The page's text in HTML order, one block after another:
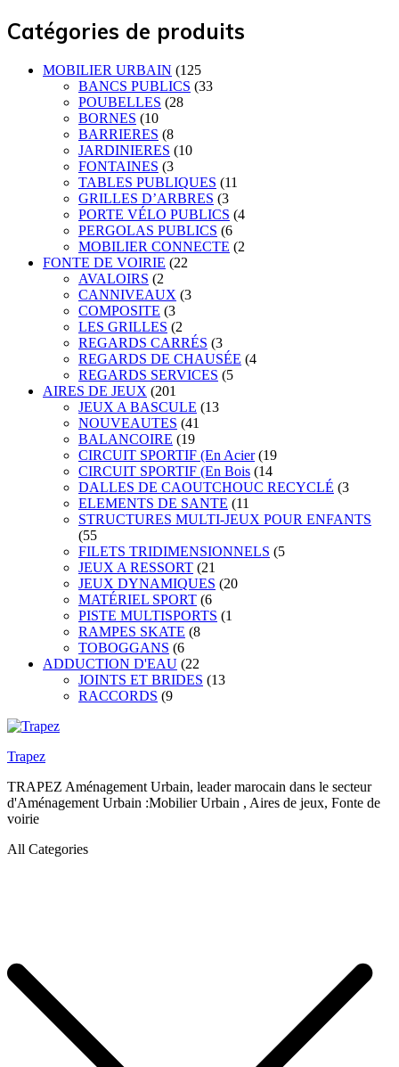
Catégories de produits
MOBILIER URBAIN (125
BANCS PUBLICS (33
POUBELLES (28
BORNES (10
BARRIERES (8
JARDINIERES (10
FONTAINES (3
TABLES PUBLIQUES (11
GRILLES D’ARBRES (3
PORTE VÉLO PUBLICS (4
PERGOLAS PUBLICS (6
MOBILIER CONNECTE (2
FONTE DE VOIRIE (22
AVALOIRS (2
CANNIVEAUX (3
COMPOSITE (3
LES GRILLES (2
REGARDS CARRÉS (3
REGARDS DE CHAUSÉE (4
REGARDS SERVICES (5
AIRES DE JEUX (201
JEUX A BASCULE (13
NOUVEAUTES (41
BALANCOIRE (19
CIRCUIT SPORTIF (En Acier (19
CIRCUIT SPORTIF (En Bois (14
DALLES DE CAOUTCHOUC RECYCLÉ (3
ELEMENTS DE SANTE (11
STRUCTURES MULTI-JEUX POUR ENFANTS
(55
FILETS TRIDIMENSIONNELS (5
JEUX A RESSORT (21
JEUX DYNAMIQUES (20
MATÉRIEL SPORT (6
PISTE MULTISPORTS (1
RAMPES SKATE (8
TOBOGGANS (6
ADDUCTION D'EAU (22
JOINTS ET BRIDES (13
RACCORDS (9
Trapez
TRAPEZ Aménagement Urbain, leader marocain dans le secteur
d'Aménagement Urbain :Mobilier Urbain , Aires de jeux, Fonte de
voirie
All Categories